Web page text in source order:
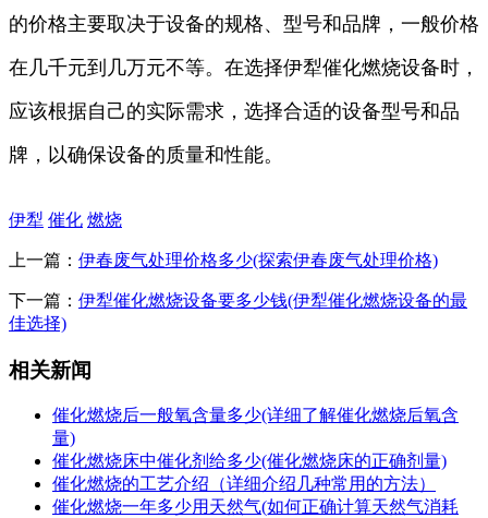
的价格主要取决于设备的规格、型号和品牌，一般价格
在几千元到几万元不等。在选择伊犁催化燃烧设备时，
应该根据自己的实际需求，选择合适的设备型号和品
牌，以确保设备的质量和性能。
伊犁 催化 燃烧
上一篇： 伊春废气处理价格多少(探索伊春废气处理价格)
下一篇： 伊犁催化燃烧设备要多少钱(伊犁催化燃烧设备的最
佳选择)
相关新闻
催化燃烧后一般氧含量多少(详细了解催化燃烧后氧含
量)
催化燃烧床中催化剂给多少(催化燃烧床的正确剂量)
催化燃烧的工艺介绍（详细介绍几种常用的方法）
催化燃烧一年多少用天然气(如何正确计算天然气消耗